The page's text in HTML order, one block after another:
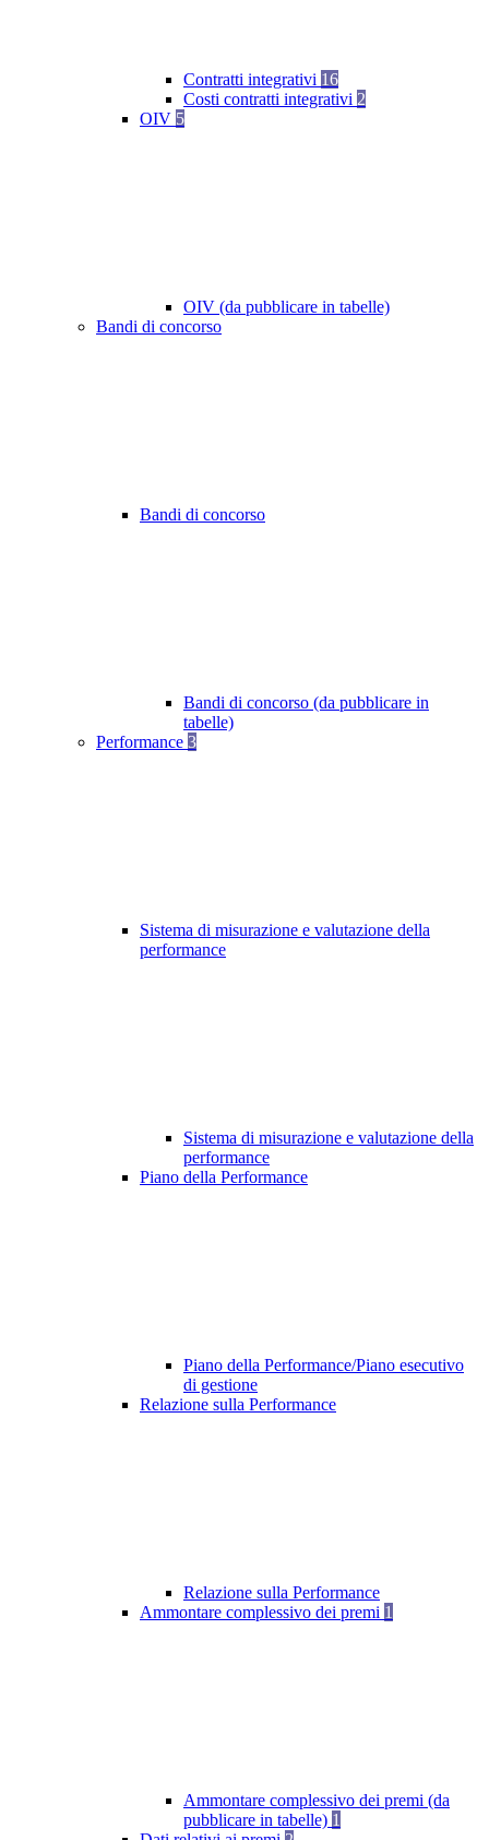
Contratti integrativi 16
Costi contratti integrativi 2
OIV 5
OIV (da pubblicare in tabelle)
Bandi di concorso
Bandi di concorso
Bandi di concorso (da pubblicare in
tabelle)
Performance 3
Sistema di misurazione e valutazione della
performance
Sistema di misurazione e valutazione della
performance
Piano della Performance
Piano della Performance/Piano esecutivo
di gestione
Relazione sulla Performance
Relazione sulla Performance
Ammontare complessivo dei premi 1
Ammontare complessivo dei premi (da
pubblicare in tabelle) 1